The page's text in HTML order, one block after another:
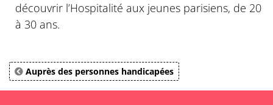
découvrir l’Hospitalité aux jeunes parisiens, de 20
à 30 ans.
Auprès des personnes handicapées